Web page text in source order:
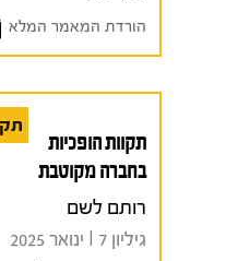
הורדת המאמר המלא
תקוות הופכיות
בחברה מקוטבת
רותם לשם
גיליון 7 I ינואר 2025